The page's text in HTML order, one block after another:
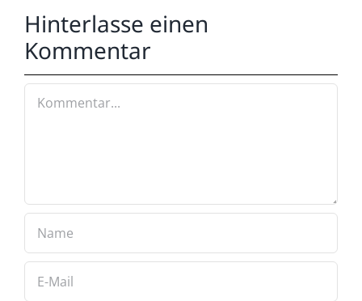
Hinterlasse einen
Kommentar